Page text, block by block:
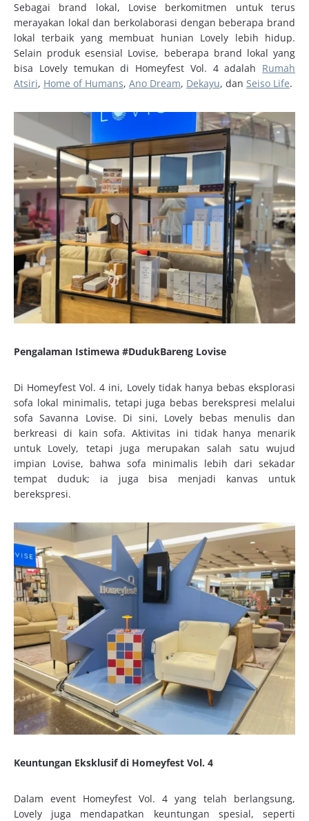
Sebagai brand lokal, Lovise berkomitmen untuk terus
merayakan lokal dan berkolaborasi dengan beberapa brand
lokal terbaik yang membuat hunian Lovely lebih hidup.
Selain produk esensial Lovise, beberapa brand lokal yang
bisa Lovely temukan di Homeyfest Vol. 4 adalah Rumah
Atsiri, Home of Humans, Ano Dream, Dekayu, dan Seiso Life.
Pengalaman Istimewa #DudukBareng Lovise
Di Homeyfest Vol. 4 ini, Lovely tidak hanya bebas eksplorasi
sofa lokal minimalis, tetapi juga bebas berekspresi melalui
sofa Savanna Lovise. Di sini, Lovely bebas menulis dan
berkreasi di kain sofa. Aktivitas ini tidak hanya menarik
untuk Lovely, tetapi juga merupakan salah satu wujud
impian Lovise, bahwa sofa minimalis lebih dari sekadar
tempat duduk; ia juga bisa menjadi kanvas untuk
berekspresi.
Keuntungan Eksklusif di Homeyfest Vol. 4
Dalam event Homeyfest Vol. 4 yang telah berlangsung,
Lovely juga mendapatkan keuntungan spesial, seperti